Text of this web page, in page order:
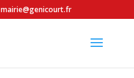
mairie@genicourt.fr